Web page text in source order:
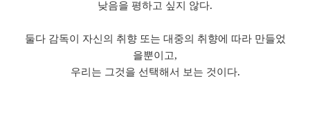
낮음을 평하고 싶지 않다.
둘다 감독이 자신의 취향 또는 대중의 취향에 따라 만들었
을뿐이고,
우리는 그것을 선택해서 보는 것이다.